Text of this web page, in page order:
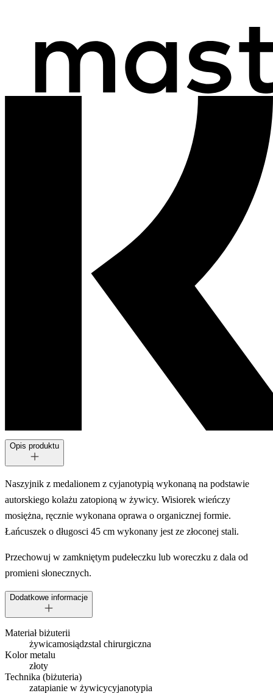
Opis produktu
Naszyjnik z medalionem z cyjanotypią wykonaną na podstawie
autorskiego kolażu zatopioną w żywicy. Wisiorek wieńczy
mosiężna, ręcznie wykonana oprawa o organicznej formie.
Łańcuszek o długosci 45 cm wykonany jest ze złoconej stali.
Przechowuj w zamkniętym pudełeczku lub woreczku z dala od
promieni słonecznych.
Dodatkowe informacje
Materiał biżuterii
żywicamosiądzstal chirurgiczna
Kolor metalu
złoty
Technika (biżuteria)
zatapianie w żywicycyjanotypia